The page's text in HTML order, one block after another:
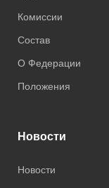
Комисcии
Состав
О Федерации
Положения
Новости
Новости